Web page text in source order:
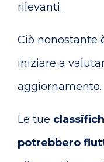
rilevanti.
Ciò nonostante
iniziare a
aggiornamento.
Le tue
potrebbero